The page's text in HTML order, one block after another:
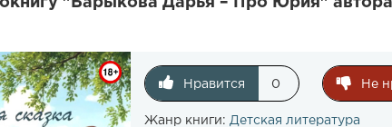
Нравится 0 Не
Жанр книги: Детская литература